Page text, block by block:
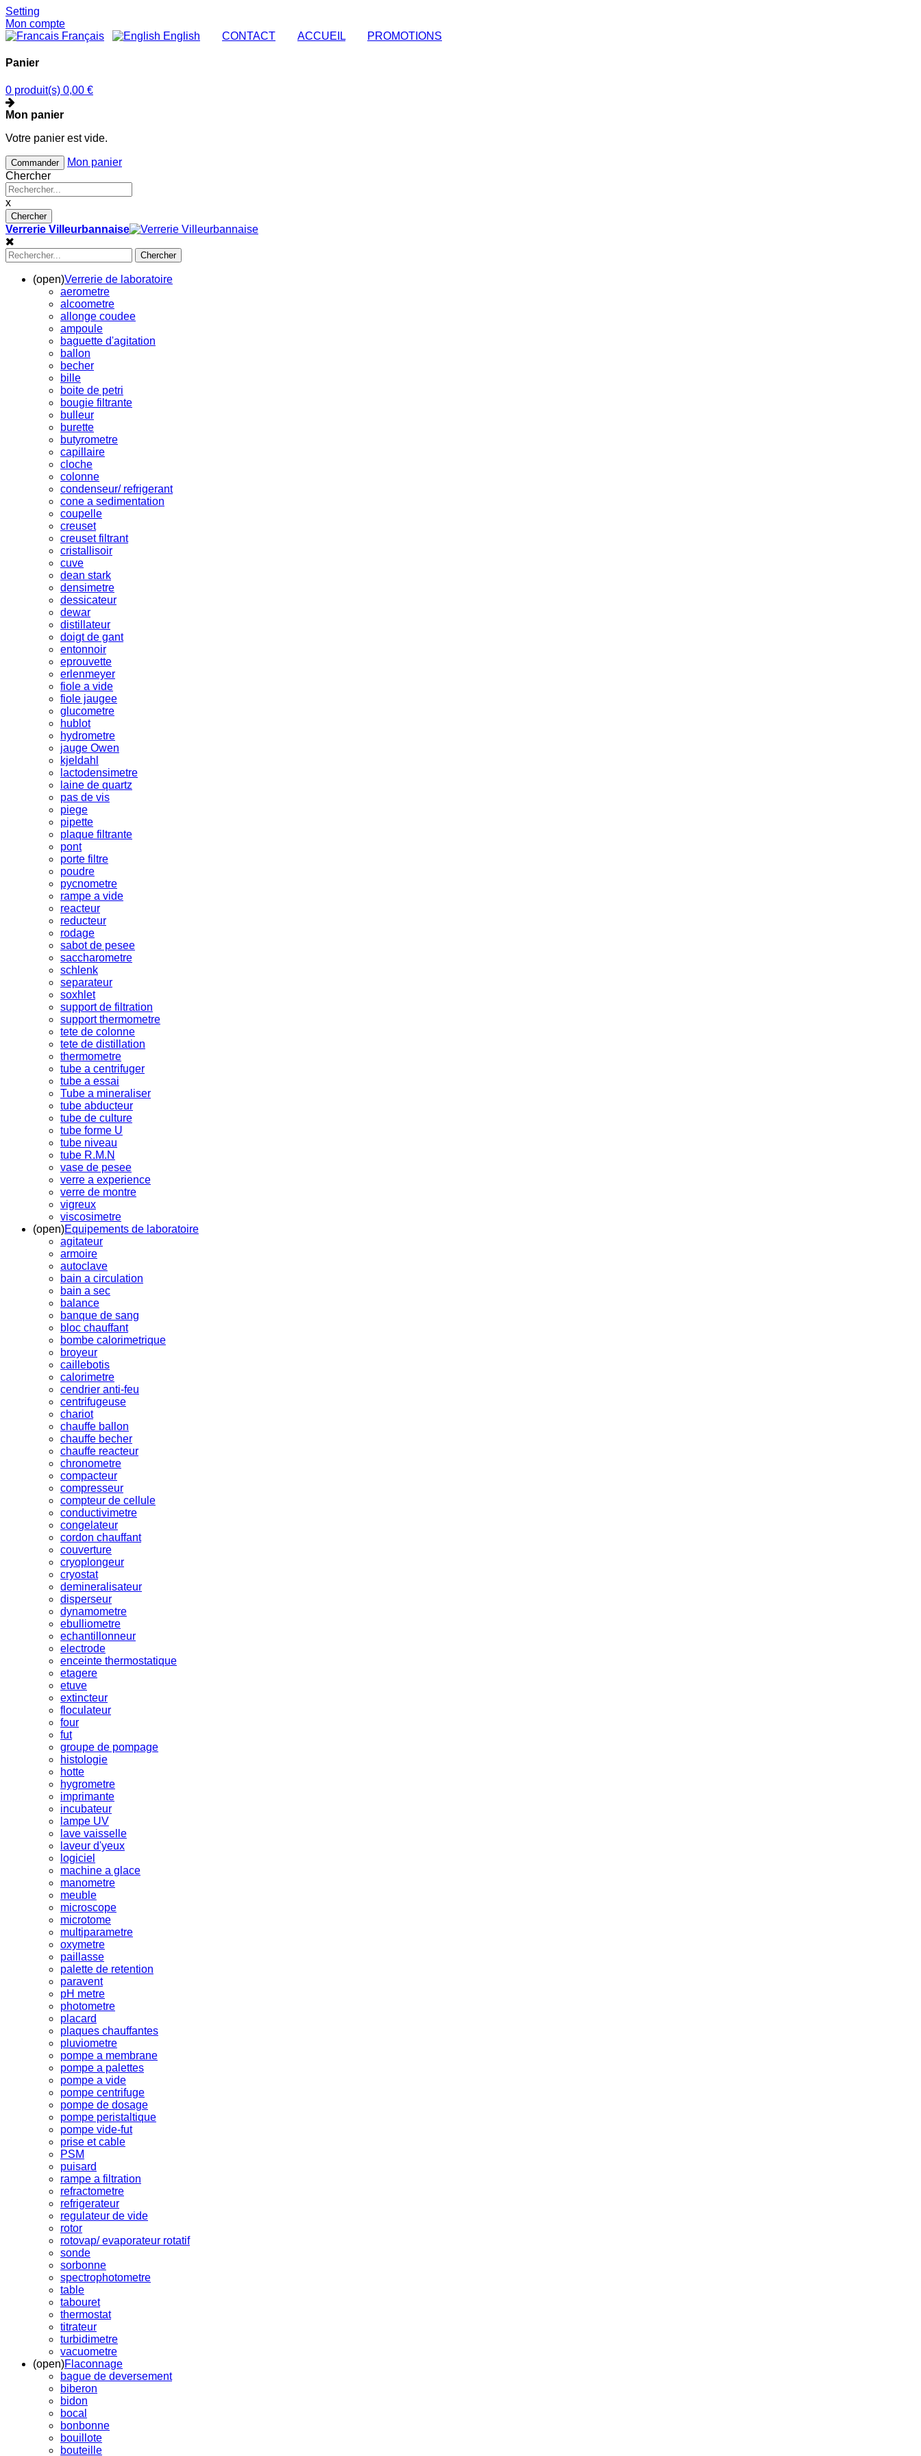
Setting
Mon compte
Français
English CONTACT ACCUEIL PROMOTIONS
Panier
0 produit(s) 0,00 €
Mon panier
Votre panier est vide.
Commander
Mon panier
Chercher
x
Chercher
Verrerie Villeurbannaise
Chercher
(open)Verrerie de laboratoire
aerometre
alcoometre
allonge coudee
ampoule
baguette d'agitation
ballon
becher
bille
boite de petri
bougie filtrante
bulleur
burette
butyrometre
capillaire
cloche
colonne
condenseur/ refrigerant
cone a sedimentation
coupelle
creuset
creuset filtrant
cristallisoir
cuve
dean stark
densimetre
dessicateur
dewar
distillateur
doigt de gant
entonnoir
eprouvette
erlenmeyer
fiole a vide
fiole jaugee
glucometre
hublot
hydrometre
jauge Owen
kjeldahl
lactodensimetre
laine de quartz
pas de vis
piege
pipette
plaque filtrante
pont
porte filtre
poudre
pycnometre
rampe a vide
reacteur
reducteur
rodage
sabot de pesee
saccharometre
schlenk
separateur
soxhlet
support de filtration
support thermometre
tete de colonne
tete de distillation
thermometre
tube a centrifuger
tube a essai
Tube a mineraliser
tube abducteur
tube de culture
tube forme U
tube niveau
tube R.M.N
vase de pesee
verre a experience
verre de montre
vigreux
viscosimetre
(open)Equipements de laboratoire
agitateur
armoire
autoclave
bain a circulation
bain a sec
balance
banque de sang
bloc chauffant
bombe calorimetrique
broyeur
caillebotis
calorimetre
cendrier anti-feu
centrifugeuse
chariot
chauffe ballon
chauffe becher
chauffe reacteur
chronometre
compacteur
compresseur
compteur de cellule
conductivimetre
congelateur
cordon chauffant
couverture
cryoplongeur
cryostat
demineralisateur
disperseur
dynamometre
ebulliometre
echantillonneur
electrode
enceinte thermostatique
etagere
etuve
extincteur
floculateur
four
fut
groupe de pompage
histologie
hotte
hygrometre
imprimante
incubateur
lampe UV
lave vaisselle
laveur d'yeux
logiciel
machine a glace
manometre
meuble
microscope
microtome
multiparametre
oxymetre
paillasse
palette de retention
paravent
pH metre
photometre
placard
plaques chauffantes
pluviometre
pompe a membrane
pompe a palettes
pompe a vide
pompe centrifuge
pompe de dosage
pompe peristaltique
pompe vide-fut
prise et cable
PSM
puisard
rampe a filtration
refractometre
refrigerateur
regulateur de vide
rotor
rotovap/ evaporateur rotatif
sonde
sorbonne
spectrophotometre
table
tabouret
thermostat
titrateur
turbidimetre
vacuometre
(open)Flaconnage
bague de deversement
biberon
bidon
bocal
bonbonne
bouillote
bouteille